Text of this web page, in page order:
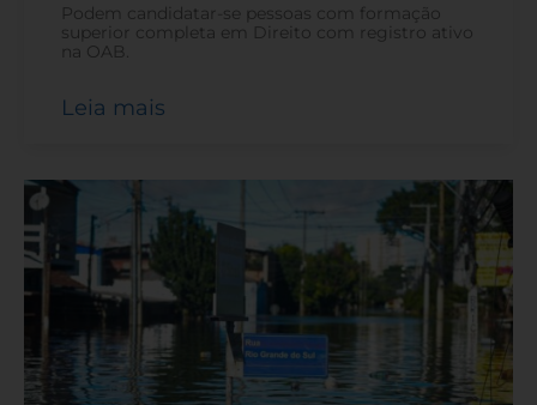
Podem candidatar-se pessoas com formação
superior completa em Direito com registro ativo
na OAB.
Leia mais